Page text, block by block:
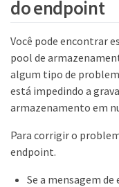
do endpoint
Você pode encontrar
pool de
algum tipo de
está impedindo a
armazenamento em
Para corrigir o
endpoint.
Se a mensagem